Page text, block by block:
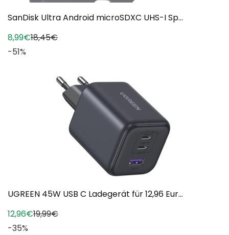
SanDisk Ultra Android microSDXC UHS-I Sp...
8,99€18,45€
-51%
UGREEN 45W USB C Ladegerät für 12,96 Eur...
12,96€19,99€
-35%